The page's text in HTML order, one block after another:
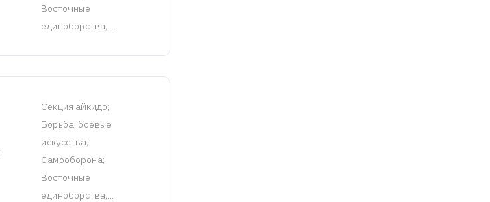
Восточные
единоборства;...
Cекция айкидо;
Борьба; боевые
искусства;
Самооборона;
Восточные
единоборства;...